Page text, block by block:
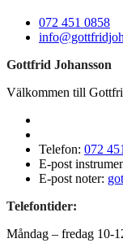
072 451 0858
Gottfrid Johansson
Välkommen till
Telefon: 072
E-post
E-post noter:
Telefontider:
Måndag – fredag 10-